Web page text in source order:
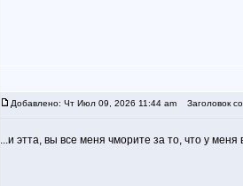
Добавлено: Чт Июл 09, 2026 11:44 am Заголовок
...и этта, вы все меня чморите за то, что у